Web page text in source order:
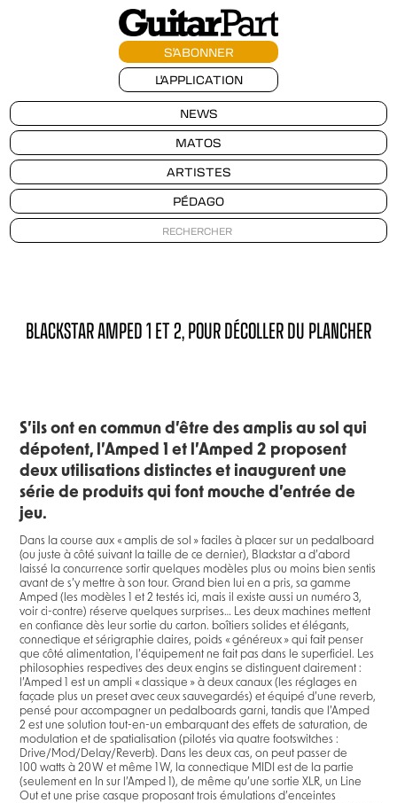
S'ABONNER
L'APPLICATION
NEWS
MATOS
ARTISTES
PÉDAGO
BLACKSTAR AMPED 1 ET 2, POUR DÉCOLLER DU PLANCHER
S’ils ont en commun d’être des amplis au sol qui
dépotent, l’Amped 1 et l’Amped 2 proposent
deux utilisations distinctes et inaugurent une
série de produits qui font mouche d’entrée de
jeu.
Dans la course aux « amplis de sol » faciles à placer sur un pedalboard
(ou juste à côté suivant la taille de ce dernier), Blackstar a d’abord
laissé la concurrence sortir quelques modèles plus ou moins bien sentis
avant de s’y mettre à son tour. Grand bien lui en a pris, sa gamme
Amped (les modèles 1 et 2 testés ici, mais il existe aussi un numéro 3,
voir ci-contre) réserve quelques surprises… Les deux machines mettent
en confiance dès leur sortie du carton. boîtiers solides et élégants,
connectique et sérigraphie claires, poids « généreux » qui fait penser
que côté alimentation, l’équipement ne fait pas dans le superficiel. Les
philosophies respectives des deux engins se distinguent clairement :
l’Amped 1 est un ampli « classique » à deux canaux (les réglages en
façade plus un preset avec ceux sauvegardés) et équipé d’une reverb,
pensé pour accompagner un pedalboards garni, tandis que l’Amped
2 est une solution tout-en-un embarquant des effets de saturation, de
modulation et de spatialisation (pilotés via quatre footswitches :
Drive/Mod/Delay/Reverb). Dans les deux cas, on peut passer de
100 watts à 20 W et même 1 W, la connectique MIDI est de la partie
(seulement en In sur l’Amped 1), de même qu’une sortie XLR, un Line
Out et une prise casque proposant trois émulations d’enceintes